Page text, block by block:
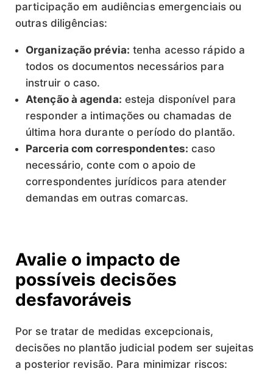
participação em audiências emergenciais ou
outras diligências:
Organização prévia: tenha acesso rápido a
todos os documentos necessários para
instruir o caso.
Atenção à agenda: esteja disponível para
responder a intimações ou chamadas de
última hora durante o período do plantão.
Parceria com correspondentes: caso
necessário, conte com o apoio de
correspondentes jurídicos para atender
demandas em outras comarcas.
Avalie o impacto de
possíveis decisões
desfavoráveis
Por se tratar de medidas excepcionais,
decisões no plantão judicial podem ser sujeitas
a posterior revisão. Para minimizar riscos: